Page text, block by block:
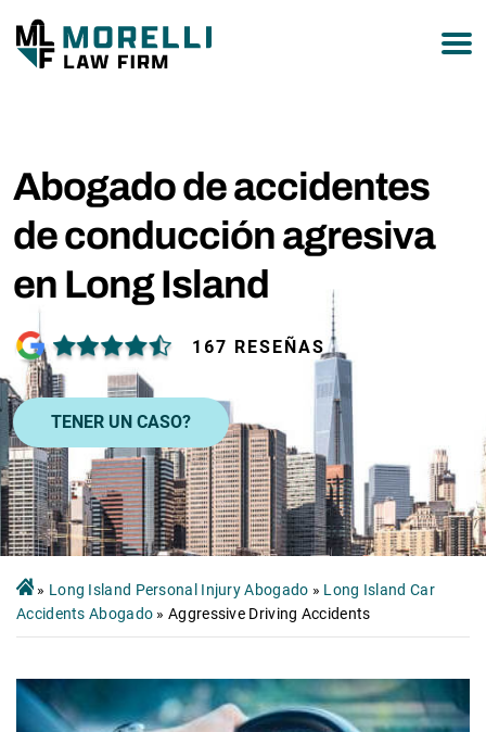
Abogado de accidentes
de conducción agresiva
en Long Island
167 RESEÑAS
TENER UN CASO?
» Long Island Personal Injury Abogado » Long Island Car
Accidents Abogado »Aggressive Driving Accidents